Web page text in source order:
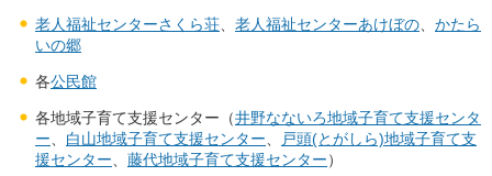
老人福祉センターさくら荘 老人福祉センターあけぼの
かたら
いの郷
各公民館
各地域子育て支援センター（井野なないろ地域子育て支援センタ
ー
白山地域子育て支援センター
戸頭(とがしら)地域子育て支
援センター
藤代地域子育て支援センター）